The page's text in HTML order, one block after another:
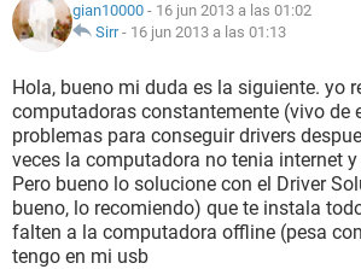
gian10000 - 16 jun 2013 a las 01:02
Sirr- 16 jun 2013 a las 01:13
Hola, bueno mi duda es la siguiente. yo
computadoras constantemente (vivo de
problemas para conseguir drivers
veces la computadora no tenia internet
Pero bueno lo solucione con el Driver
bueno, lo recomiendo) que te instala
falten a la computadora offline (pesa
tengo en mi usb